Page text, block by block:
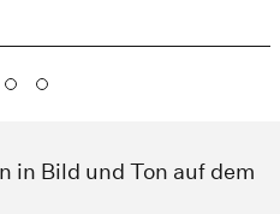
in Bild und Ton auf dem